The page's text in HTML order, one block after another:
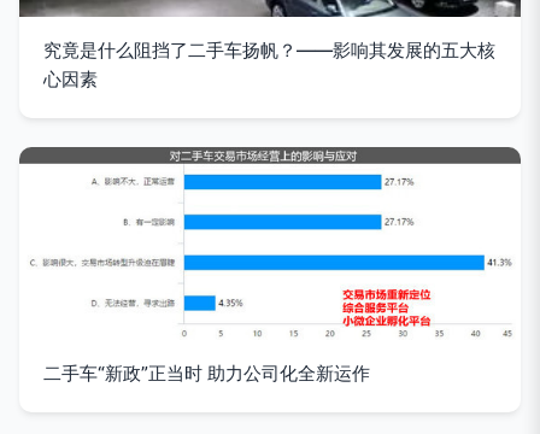
究竟是什么阻挡了二手车扬帆？——影响其发展的五大核
心因素
二手车“新政”正当时 助力公司化全新运作